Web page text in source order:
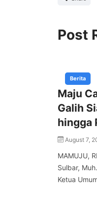
Post
Berita
Maju
Galih
hingga
August 7,
MAMUJU,
Sulbar,
Ketua